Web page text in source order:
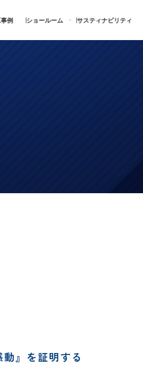
例 ショールーム サスティナビリティ
』を証明する